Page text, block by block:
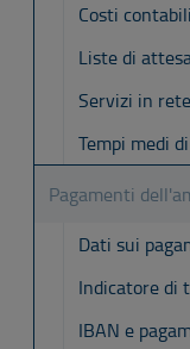
Costi
Liste di
Servizi in rete
Tempi medi
Pagamenti
Dati sui
Indicatore di
IBAN e